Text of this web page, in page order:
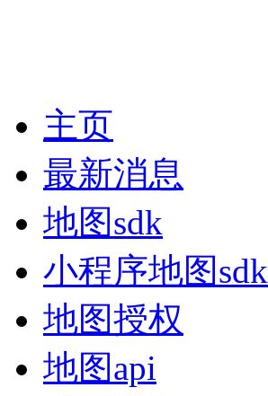
主页
最新消息
地图sdk
小程序地图sdk
地图授权
地图api